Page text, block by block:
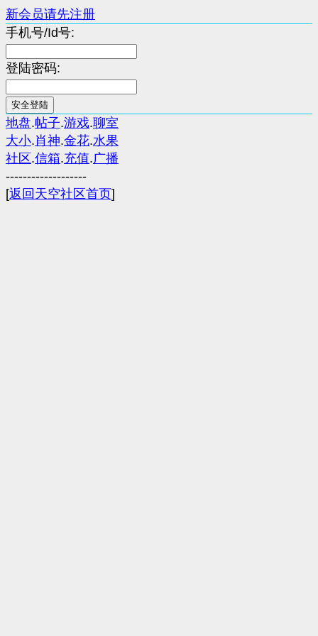
新会员请先注册
手机号/Id号:
登陆密码:
地盘.帖子.游戏.聊室
大小.肖神.金花.水果
社区 .信箱.充值.广播
-------------------
[返回天空社区首页]